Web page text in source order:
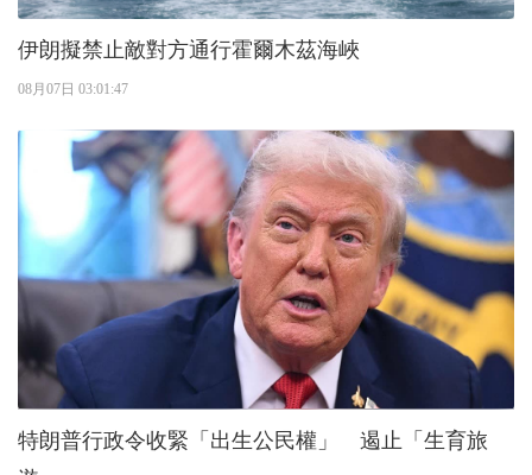
伊朗擬禁止敵對方通行霍爾木茲海峽
08月07日 03:01:47
特朗普行政令收緊「出生公民權」 遏止「生育旅